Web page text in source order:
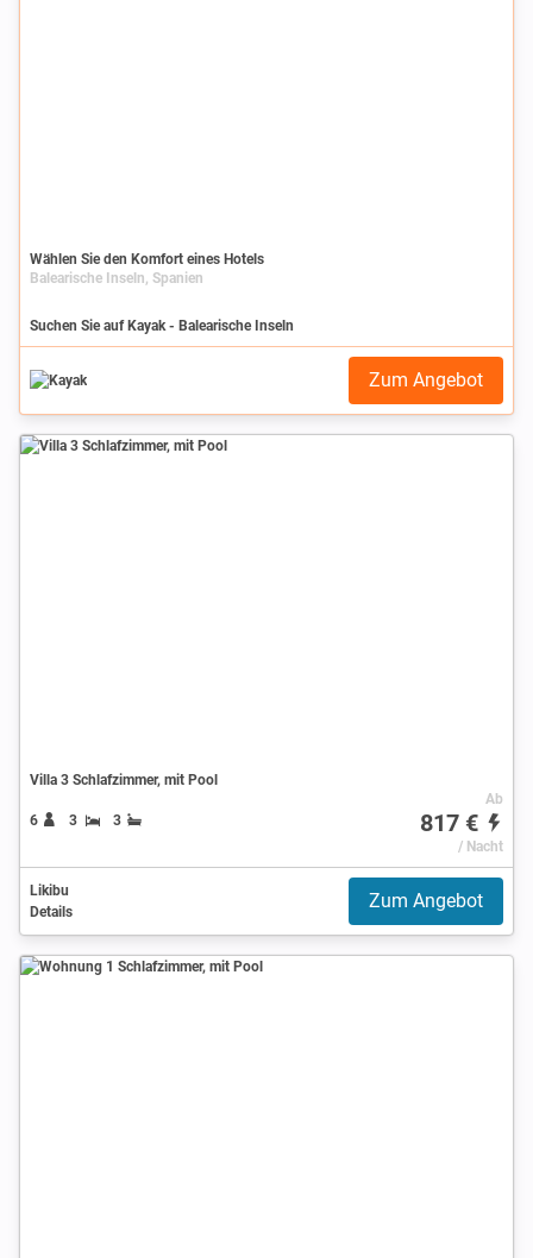
Wählen Sie den Komfort eines Hotels
Balearische Inseln, Spanien
Suchen Sie auf Kayak - Balearische Inseln
Zum Angebot
Villa 3 Schlafzimmer, mit Pool
6 3 3
Ab
817 €
/ Nacht
Likibu
Details
Zum Angebot